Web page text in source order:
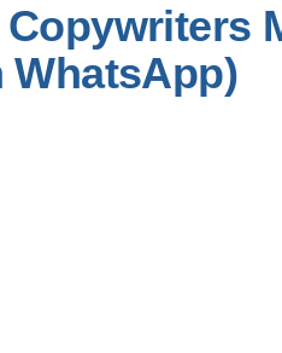
WhatsApp)